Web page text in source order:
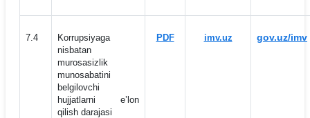
7.4
Korrupsiyaga
nisbatan
murosasizlik
munosabatini
belgilovchi
hujjatlarni eʼlon
qilish darajasi
PDF imv.uz gov.uz/imv